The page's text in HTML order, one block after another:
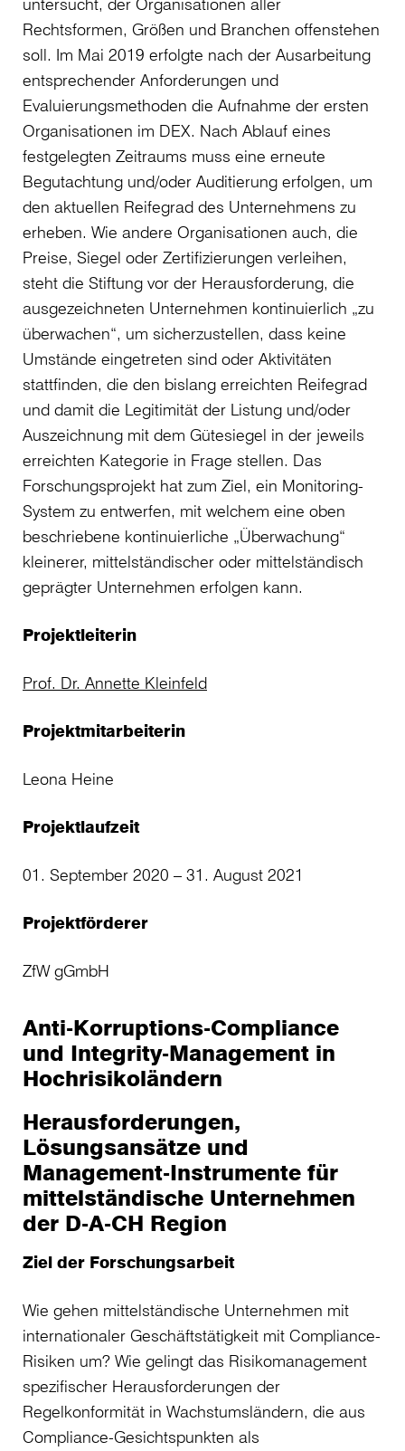
Rechtsformen, Größen und Branchen offenstehen
soll. Im Mai 2019 erfolgte nach der Ausarbeitung
entsprechender Anforderungen und
Evaluierungsmethoden die Aufnahme der ersten
Organisationen im DEX. Nach Ablauf eines
festgelegten Zeitraums muss eine erneute
Begutachtung und/oder Auditierung erfolgen, um
den aktuellen Reifegrad des Unternehmens zu
erheben. Wie andere Organisationen auch, die
Preise, Siegel oder Zertifizierungen verleihen,
steht die Stiftung vor der Herausforderung, die
ausgezeichneten Unternehmen kontinuierlich „zu
überwachen“, um sicherzustellen, dass keine
Umstände eingetreten sind oder Aktivitäten
stattfinden, die den bislang erreichten Reifegrad
und damit die Legitimität der Listung und/oder
Auszeichnung mit dem Gütesiegel in der jeweils
erreichten Kategorie in Frage stellen. Das
Forschungsprojekt hat zum Ziel, ein Monitoring-
System zu entwerfen, mit welchem eine oben
beschriebene kontinuierliche „Überwachung“
kleinerer, mittelständischer oder mittelständisch
geprägter Unternehmen erfolgen kann.
Projektleiterin
Prof. Dr. Annette Kleinfeld
Projektmitarbeiterin
Leona Heine
Projektlaufzeit
01. September 2020 – 31. August 2021
Projektförderer
ZfW gGmbH
Anti-Korruptions-Compliance
und Integrity-Management in
Hochrisikoländern
Herausforderungen,
Lösungsansätze und
Management-Instrumente für
mittelständische Unternehmen
der D-A-CH Region
Ziel der Forschungsarbeit
Wie gehen mittelständische Unternehmen mit
internationaler Geschäftstätigkeit mit Compliance-
Risiken um? Wie gelingt das Risikomanagement
spezifischer Herausforderungen der
Regelkonformität in Wachstumsländern, die aus
Compliance-Gesichtspunkten als